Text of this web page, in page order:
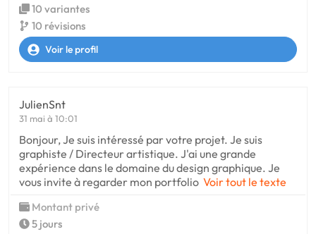
10 variantes
10 révisions
Voir le profil
JulienSnt
31 mai à 10:01
Bonjour, Je suis intéressé par votre projet. Je suis
graphiste / Directeur artistique. J'ai une grande
expérience dans le domaine du design graphique. Je
vous invite à regarder mon portfolio Voir tout le texte
Montant privé
5 jours